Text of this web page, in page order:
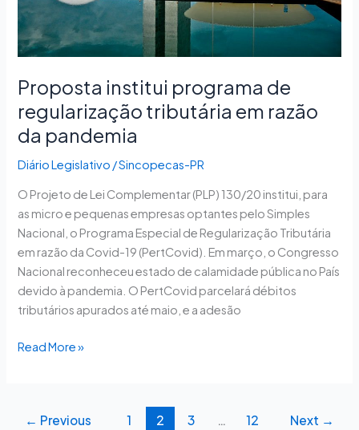
Proposta institui programa de
regularização tributária em razão
da pandemia
Diário Legislativo /Sincopecas-PR
O Projeto de Lei Complementar (PLP) 130/20 institui, para
as micro e pequenas empresas optantes pelo Simples
Nacional, o Programa Especial de Regularização Tributária
em razão da Covid-19 (PertCovid). Em março, o Congresso
Nacional reconheceu estado de calamidade pública no País
devido à pandemia. O PertCovid parcelará débitos
tributários apurados até maio, e a adesão
da
pandemia
Read More »
← Previous 1 2 3 12 Next →